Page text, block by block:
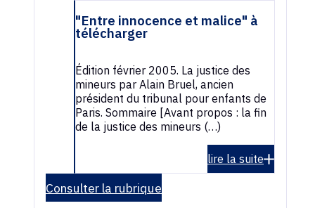
"Entre innocence et malice" à
télécharger
Édition février 2005. La justice des
mineurs par Alain Bruel, ancien
président du tribunal pour enfants de
Paris. Sommaire [Avant propos : la fin
de la justice des mineurs (…)
lire la suite
Consulter la rubrique